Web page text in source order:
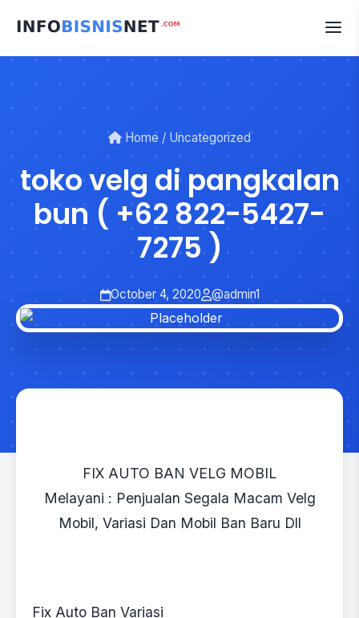
Home / Uncategorized
toko velg di pangkalan
bun ( +62 822-5427-
7275 )
October 4, 2020 @admin1
FIX AUTO BAN VELG MOBIL
Melayani : Penjualan Segala Macam Velg
Mobil, Variasi Dan Mobil Ban Baru Dll
Fix Auto Ban Variasi